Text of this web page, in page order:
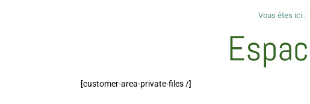
Vous êtes ici :
[customer-area-private-files /]